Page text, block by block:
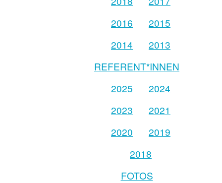
2016
2015
2014
2013
REFERENT*INNEN
2025
2024
2023
2021
2020
2019
2018
FOTOS